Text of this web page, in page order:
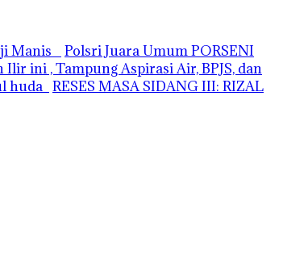
Manis
Polsri Juara Umum PORSENI
Ilir ini , Tampung Aspirasi Air, BPJS, dan
huda RESES MASA SIDANG III: RIZAL